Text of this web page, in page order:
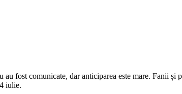
fost comunicate, dar anticiparea este mare. Fanii și
iulie.